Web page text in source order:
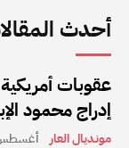
أحدث
عقوبات
إدراج محمود
مونديال العار أغسطس 10,